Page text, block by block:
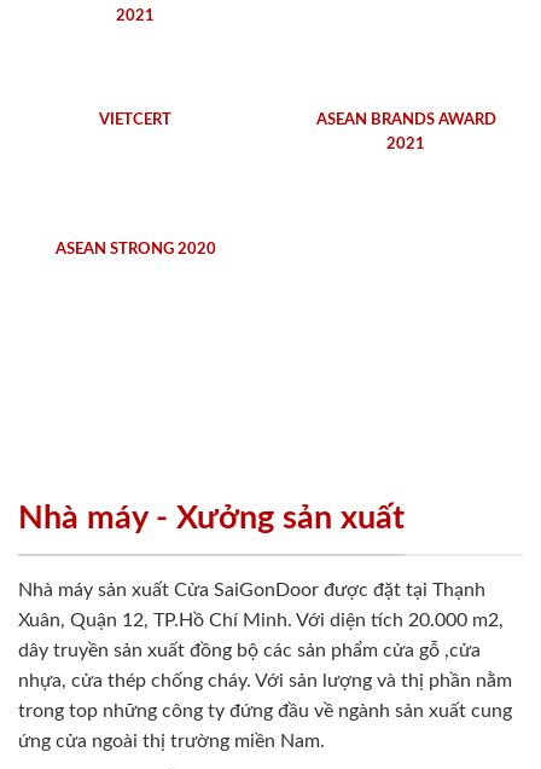
2021
VIETCERT
ASEAN BRANDS AWARD
2021
ASEAN STRONG 2020
Nhà máy - Xưởng sản xuất
Nhà máy sản xuất Cửa SaiGonDoor được đặt tại Thạnh
Xuân, Quận 12, TP.Hồ Chí Minh. Với diện tích 20.000 m2,
dây truyền sản xuất đồng bộ các sản phẩm cửa gỗ ,cửa
nhựa, cửa thép chống cháy. Với sản lượng và thị phần nằm
trong top những công ty đứng đầu về ngành sản xuất cung
ứng cửa ngoài thị trường miền Nam.